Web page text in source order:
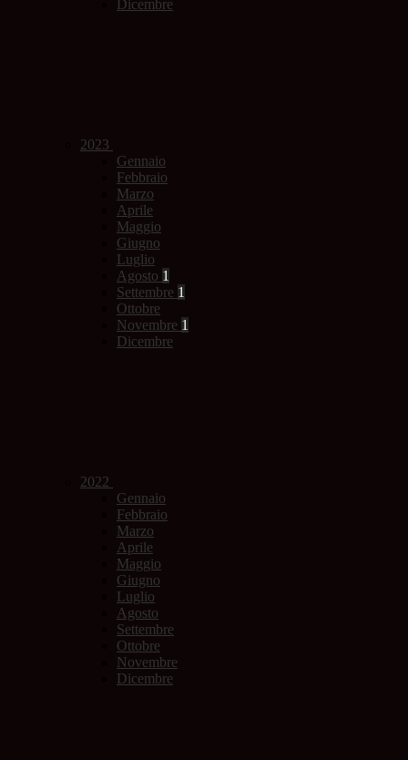
Dicembre
2023
Gennaio
Febbraio
Marzo
Aprile
Maggio
Giugno
Luglio
Agosto 1
Settembre 1
Ottobre
Novembre 1
Dicembre
2022
Gennaio
Febbraio
Marzo
Aprile
Maggio
Giugno
Luglio
Agosto
Settembre
Ottobre
Novembre
Dicembre